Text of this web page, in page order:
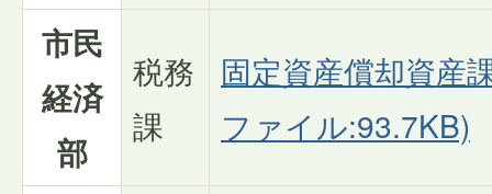
市民
経済
部
税務
課
固定資産償却資産
ファイル:93.7KB)